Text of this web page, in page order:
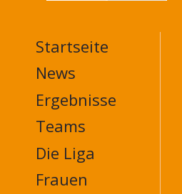
MAIN
NAVIGATION
FOOTER
Startseite
News
Ergebnisse
Teams
Die Liga
Frauen